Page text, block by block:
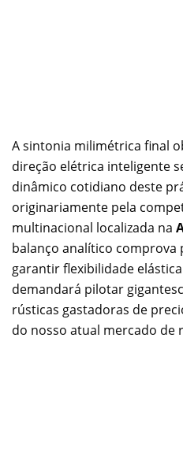
A sintonia milimétrica final
direção elétrica inteligente
dinâmico cotidiano deste
originariamente pela
multinacional localizada na
balanço analítico
garantir flexibilidade
demandará pilotar
rústicas gastadoras de
do nosso atual mercado de